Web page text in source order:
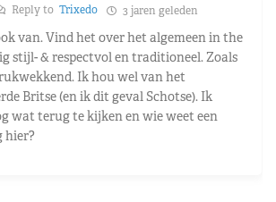
Reply to Trixedo 3 jaren geleden
van. Vind het over het algemeen in the
stijl- & respectvol en traditioneel. Zoals
Ik hou wel van het
Britse (en ik dit geval Schotse). Ik
wat terug te kijken en wie weet een
hier?